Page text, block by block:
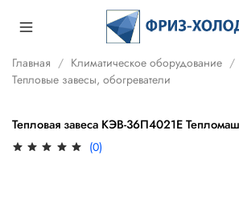
Главная
Климатическое оборудование
Тепловые завесы, обогреватели
Тепловая завеса КЭВ-36П4021Е
(0)